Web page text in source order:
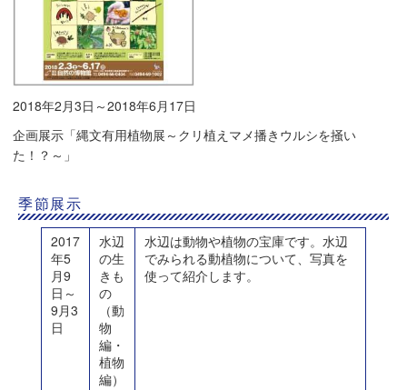
2018年2月3日～2018年6月17日
企画展示「縄文有用植物展～クリ植えマメ播きウルシを掻い
た！？～」
季節展示
2017
年5
月9
日～
9月3
日
水辺
の生
きも
の
（動
物
編・
植物
編）
水辺は動物や植物の宝庫です。水辺
でみられる動植物について、写真を
使って紹介します。